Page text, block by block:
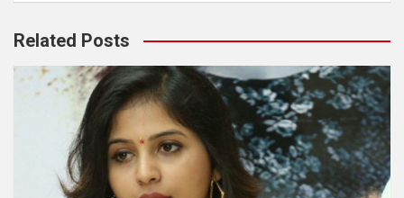
Related Posts